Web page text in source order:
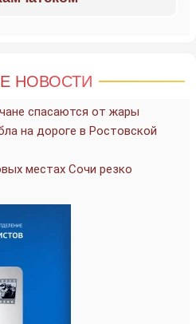
НОВОСТИ
спасаются от жары
на дороге в Ростовской
местах Сочи резко